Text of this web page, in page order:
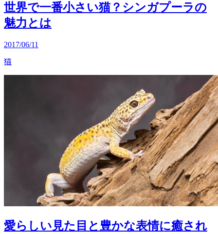
世界で一番小さい猫？シンガプーラの
魅力とは
2017/06/11
猫
愛らしい見た目と豊かな表情に癒され